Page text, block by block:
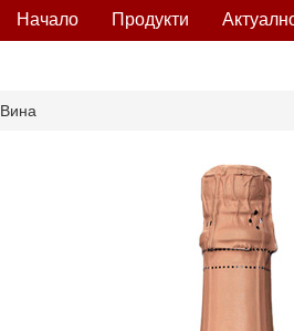
Начало Продукти
Вина